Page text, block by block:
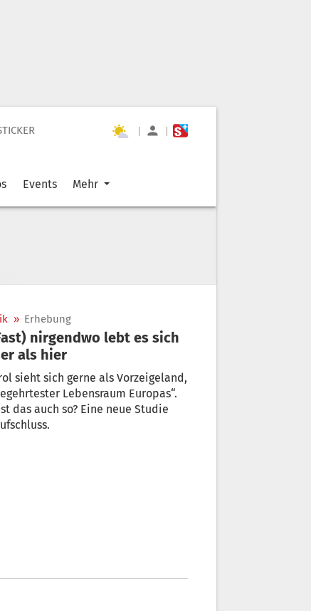
| |
Events Mehr
» Erhebung
besser als hier
sieht sich gerne als Vorzeigeland,
Lebensraum Europas“.
das auch so? Eine neue Studie